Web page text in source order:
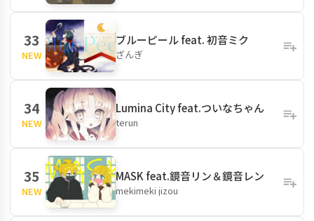
33
NEW
ブルーピール feat. 初音ミク
ざんぎ
34
NEW
Lumina City feat.ついなちゃん
terun
35
NEW
MASK feat.鏡音リン＆鏡音レン
mekimeki jizou